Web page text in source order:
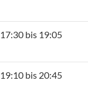
17:30 bis 19:05
19:10 bis 20:45